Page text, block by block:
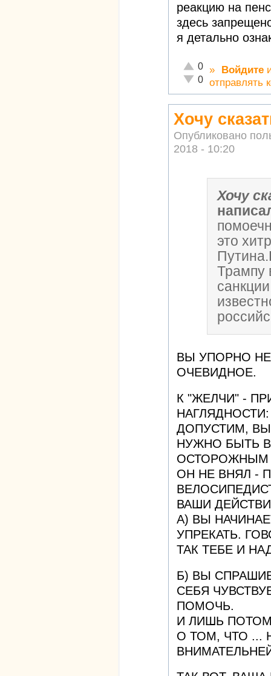
реакцию на
здесь
я детально
Отлично!
0
Неадекватно!
0
» Войдите
отправлять
Хочу
Опубликовано
2018 - 10:20
Хочу
это
Трампу
ВЫ УПОРНО
ОЧЕВИДНОЕ.
К "ЖЕЛЧИ" -
НАГЛЯДНОСТИ:
ДОПУСТИМ,
НУЖНО БЫТЬ
ОСТОРОЖНЫМ
ОН НЕ ВНЯЛ -
ВАШИ
А) ВЫ
УПРЕКАТЬ.
ТАК ТЕБЕ И
Б) ВЫ
СЕБЯ
ПОМОЧЬ.
И ЛИШЬ
О ТОМ, ЧТО ...